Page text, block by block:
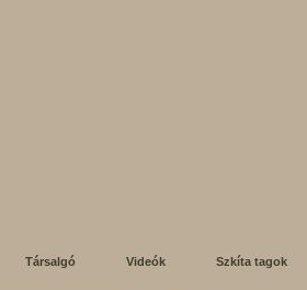
Társalgó Videók Szkíta tagok